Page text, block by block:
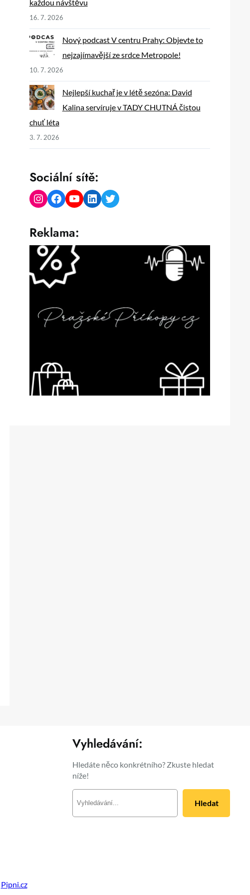
každou návštěvu
16. 7. 2026
Nový podcast V centru Prahy: Objevte to
nejzajímavější ze srdce Metropole!
10. 7. 2026
Nejlepší kuchař je v létě sezóna: David
Kalina servíruje v TADY CHUTNÁ čistou
chuť léta
3. 7. 2026
Sociální sítě:
Instagram Facebook YouTube LinkedIn Twitter
Reklama:
Vyhledávání:
Hledáte něco konkrétního? Zkuste hledat
níže!
Hledat
Pipni.cz